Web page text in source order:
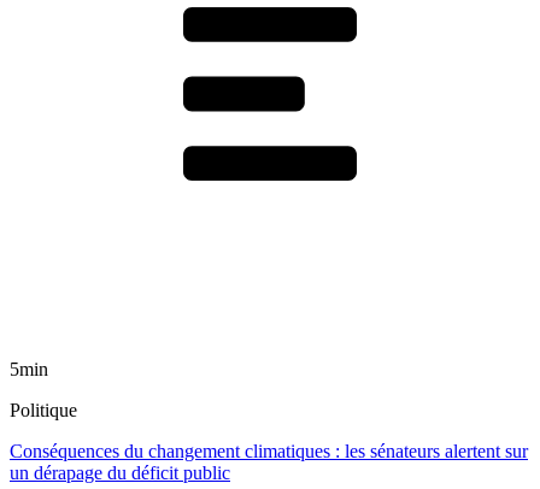
5min
Politique
Conséquences du changement climatiques : les sénateurs alertent sur
un dérapage du déficit public